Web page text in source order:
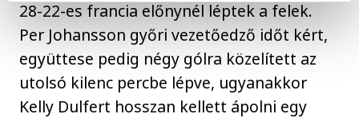
28-22-es francia előnynél léptek a felek.
Per Johansson győri vezetőedző időt kért,
együttese pedig négy gólra közelített az
utolsó kilenc percbe lépve, ugyanakkor
Kelly Dulfert hosszan kellett ápolni egy